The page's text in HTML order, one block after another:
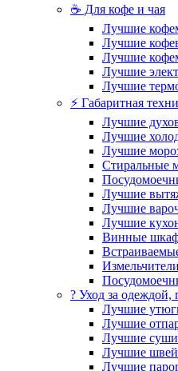
☕ Для кофе и чая
Лучшие
Лучшие
Лучшие
Лучшие
Лучшие
⚡ Габаритная
Лучшие
Лучшие
Лучшие
Стиральные
Лучшие
Лучшие
Лучшие
Винные
? Уход за одеждой,
Лучшие
Лучшие
Лучшие
Лучшие
Лучшие